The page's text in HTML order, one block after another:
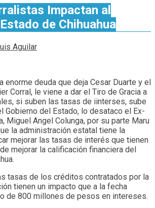
Impactan al
de Chihuahua
Aguilar
enorme deuda que deja Cesar Duarte y el
Corral, le viene a dar el Tiro de Gracia a
si suben las tasas de iinterses, sube
Gobierno del Estado, lo desataco el Ex-
Miguel Angel Colunga, por su parte Maru
la administración estatal tiene la
mejorar las tasas de interés que tienen
mejorar la calificación financiera del
tasas de los créditos contratados por la
tienen un impacto que a la fecha
de 800 millones de pesos en intereses.